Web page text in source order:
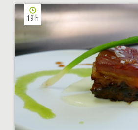
19 h